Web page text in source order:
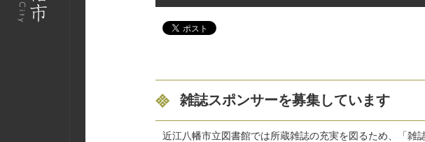
雑誌スポンサーを募集しています
近江八幡市立図書館では所蔵雑誌の充実を図るため、「雑